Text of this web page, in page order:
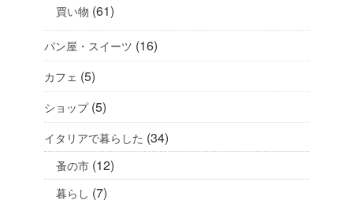
買い物 (61)
パン屋・スイーツ (16)
カフェ (5)
ショップ(5)
イタリアで暮らした (34)
蚤の市 (12)
暮らし (7)